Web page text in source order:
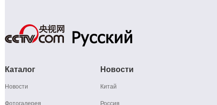
Каталог
Новости
Фотогалерея
Новости
Китай
Россия